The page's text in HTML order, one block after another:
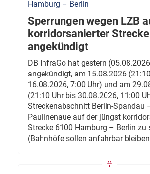
Hamburg – Berlin
Sperrungen wegen LZB
korridorsanierter Strecke
angekündigt
DB InfraGo hat gestern
angekündigt, am 15.08.2026
16.08.2026, 7:00 Uhr) und am
(21:10 Uhr bis 30.08.2026, 11:00
Streckenabschnitt Berlin-Spandau
Paulinenaue auf der jüngst
Strecke 6100 Hamburg – Berlin zu
(Bahnhöfe sollen anfahrbar